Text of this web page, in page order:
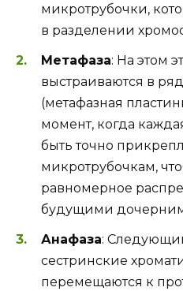
микротрубочки,
в разделении
Метафаза: На этом
выстраиваются в
(метафазная
момент, когда
быть точно
микротрубочкам,
равномерное
будущими
Анафаза:
сестринские
перемещаются к